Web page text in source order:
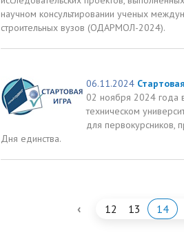
научном консультировании ученых
строительных вузов (ОДАРМОЛ-2024).
06.11.2024
02 ноября 2024 года
техническом
для первокурсников,
Дня единства.
‹ 12 13 14